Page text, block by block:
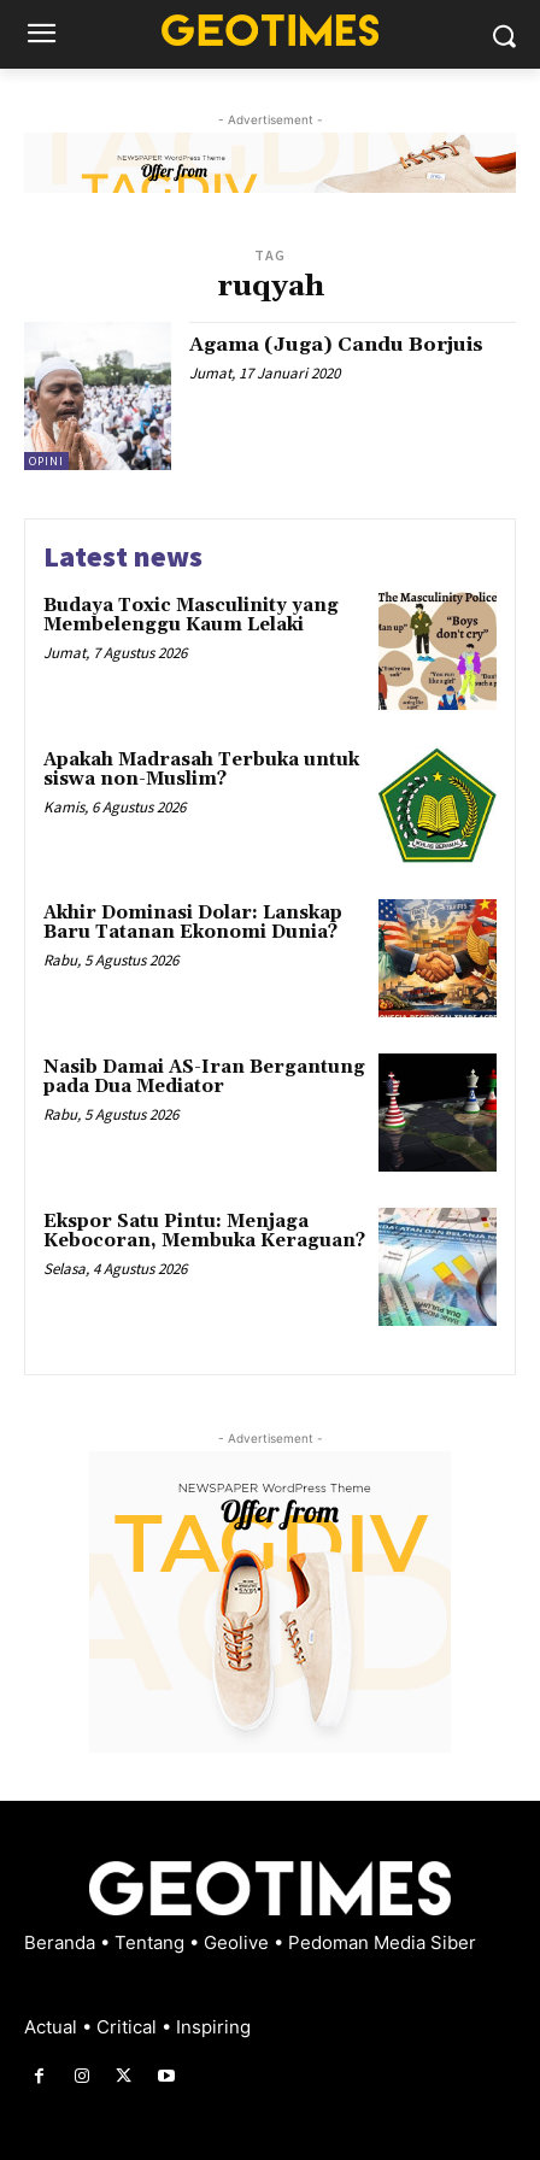
- Advertisement -
TAG
ruqyah
OPINI
Agama (Juga) Candu Borjuis
Jumat, 17 Januari 2020
Latest news
Budaya Toxic Masculinity yang
Membelenggu Kaum Lelaki
Jumat, 7 Agustus 2026
Apakah Madrasah Terbuka untuk
siswa non-Muslim?
Kamis, 6 Agustus 2026
Akhir Dominasi Dolar: Lanskap
Baru Tatanan Ekonomi Dunia?
Rabu, 5 Agustus 2026
Nasib Damai AS-Iran Bergantung
pada Dua Mediator
Rabu, 5 Agustus 2026
Ekspor Satu Pintu: Menjaga
Kebocoran, Membuka Keraguan?
Selasa, 4 Agustus 2026
- Advertisement -
Beranda • Tentang • Geolive • Pedoman Media Siber
Actual • Critical • Inspiring